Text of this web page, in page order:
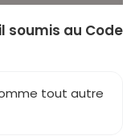
soumis au Code
tout autre